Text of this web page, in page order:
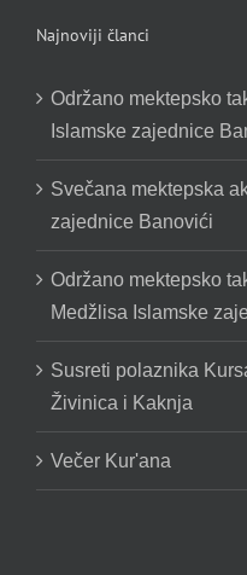
Najnoviji članci
Održano mektepsko
Islamske zajednice
Svečana mektepska
zajednice Banovići
Održano mektepsko
Medžlisa Islamske
Susreti polaznika
Živinica i Kaknja
Večer Kur'ana